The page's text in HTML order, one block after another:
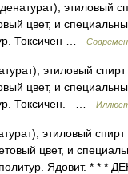
этиловый
цвет, и
Токсичен …
этиловый
цвет, и
Токсичен. …
этиловый
цвет, и
и политур. Ядовит.